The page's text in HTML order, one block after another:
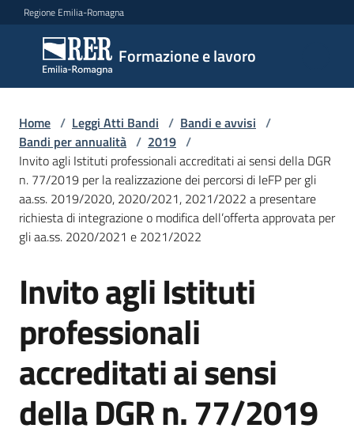
Vai al contenuto
Vai alla navigazione
Vai al footer
Regione Emilia-Romagna
Formazione e lavoro
Formazione
e lavoro
Argomenti
Novità
Leggi
Atti
Bandi
Home / Leggi Atti Bandi / Bandi e avvisi /
Bandi per annualità / 2019 /
Invito agli Istituti professionali accreditati ai sensi della DGR
n. 77/2019 per la realizzazione dei percorsi di IeFP per gli
aa.ss. 2019/2020, 2020/2021, 2021/2022 a presentare
richiesta di integrazione o modifica dell’offerta approvata per
gli aa.ss. 2020/2021 e 2021/2022
Salta al contenuto
Invito agli Istituti
professionali
accreditati ai sensi
della DGR n. 77/2019